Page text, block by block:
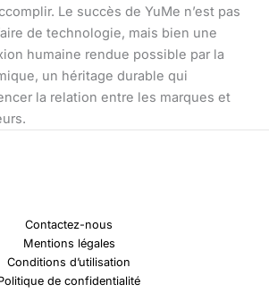
Le succès de YuMe n’est pas
de technologie, mais bien une
humaine rendue possible par la
un héritage durable qui
la relation entre les marques et
Contactez-nous
Mentions légales
Conditions d’utilisation
de confidentialité